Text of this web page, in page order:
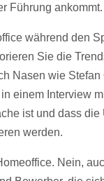
Führung ankommt.
während den
Sie die
Nasen wie
einem Interview
ist und dass
werden.
Nein,